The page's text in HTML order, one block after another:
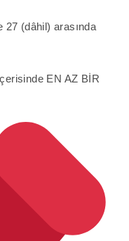
(dâhil) arasında
EN AZ BİR